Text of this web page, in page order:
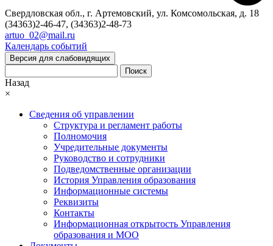
Свердловская обл., г. Артемовский, ул. Комсомольская, д. 18
(34363)2-46-47, (34363)2-48-73
artuo_02@mail.ru
Календарь событий
Версия для слабовидящих
Поиск
Назад
×
Сведения об управлении
Структура и регламент работы
Полномочия
Учредительные документы
Руководство и сотрудники
Подведомственные организации
История Управления образования
Информационные системы
Реквизиты
Контакты
Информационная открытость Управления
образования и МОО